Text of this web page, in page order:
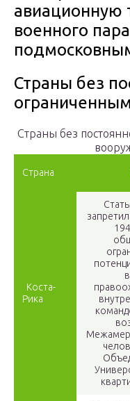
авиационную
военного
Страны без
Страны без
Страна
Коста-
Рика